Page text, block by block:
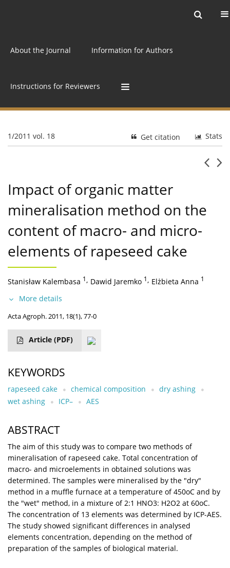
About the Journal Information for Authors
Instructions for Reviewers
1/2011 vol. 18 Stats
Get citation
Impact of organic matter
mineralisation method on the
content of macro- and micro-
elements of rapeseed cake
Stanisław Kalembasa 1, Dawid Jaremko 1, Elżbieta Anna 1
More details
Acta Agroph. 2011, 18(1), 77-0
Article (PDF)
KEYWORDS
rapeseed cake chemical composition
dry ashing
wet ashing
ICP– AES
ABSTRACT
The aim of this study was to compare two methods of
mineralisation of rapeseed cake. Total concentration of
macro- and microelements in obtained solutions was
determined. The samples were mineralised by the "dry"
method in a muffle furnace at a temperature of 450oC and by
the "wet" method, in a mixture of 2:1 HNO3: H2O2 at 60oC.
The concentration of 13 elements was determined by ICP-AES.
The study showed significant differences in analysed
elements concentration, depending on the method of
preparation of the samples of biological material.